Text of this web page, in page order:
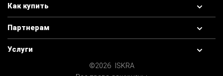
Как купить
Партнерам
Услуги
©2026 ISKRA